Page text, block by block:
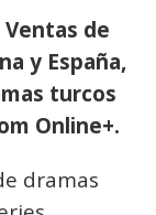
de
y España,
turcos
Online+.
dramas